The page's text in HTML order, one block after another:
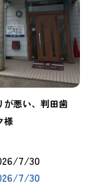
が悪い、判田歯
様
7/30
7/30